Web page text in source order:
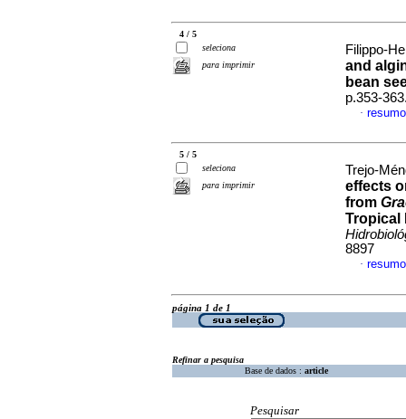
4 / 5
seleciona
para imprimir
Filippo-
and
bean
p.353-
·
5 / 5
seleciona
para imprimir
Trejo-
effects
from
Tropical
8897
·
página 1 de 1
Refinar a pesquisa
Base de dados : article
Pesquisar